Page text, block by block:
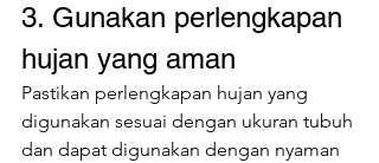
3. Gunakan perlengkapan
hujan yang aman
Pastikan perlengkapan hujan yang
digunakan sesuai dengan ukuran tubuh
dan dapat digunakan dengan nyaman